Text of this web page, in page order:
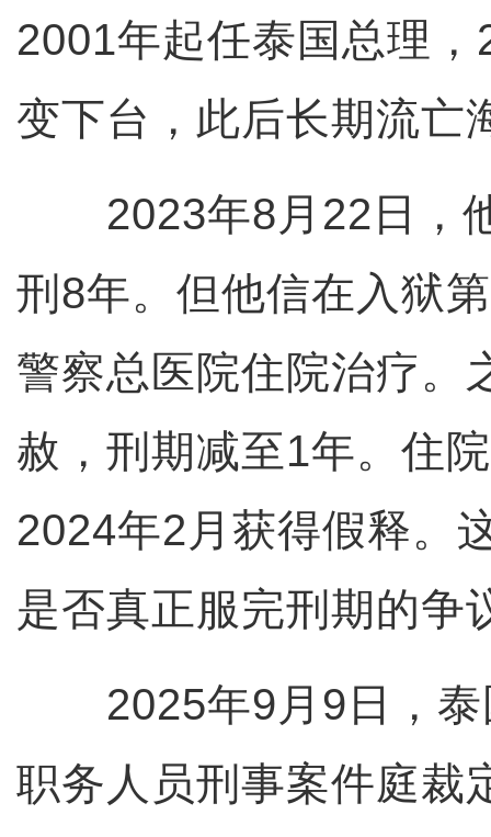
2001年起任泰国总理
变下台，此后长期流亡
2023年8月22日，
刑8年。但他信在入狱
警察总医院住院治疗。
赦，刑期减至1年。住
2024年2月获得假释。
是否真正服完刑期的争
2025年9月9日，泰
职务人员刑事案件庭裁